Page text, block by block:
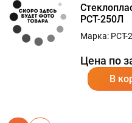
РСТ-250Л
Марка: РСТ-
Цена по
В